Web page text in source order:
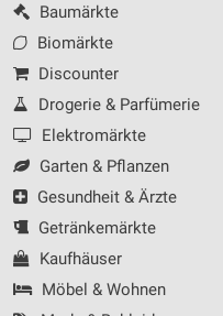
Baumärkte
Biomärkte
Discounter
Drogerie & Parfümerie
Elektromärkte
Garten & Pflanzen
Gesundheit & Ärzte
Getränkemärkte
Kaufhäuser
Möbel & Wohnen